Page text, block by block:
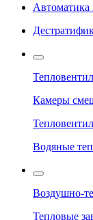
Автоматика
Камеры
Водяные
Воздушно-
Тепловые